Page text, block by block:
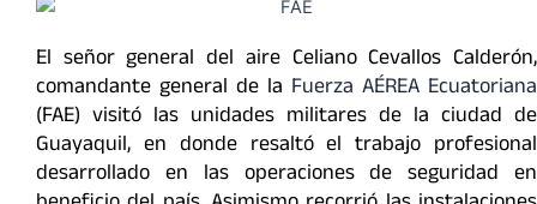
El señor general del aire Celiano Cevallos Calderón,
comandante general de la Fuerza AÉREA Ecuatoriana
(FAE) visitó las unidades militares de la ciudad de
Guayaquil, en donde resaltó el trabajo profesional
desarrollado en las operaciones de seguridad en